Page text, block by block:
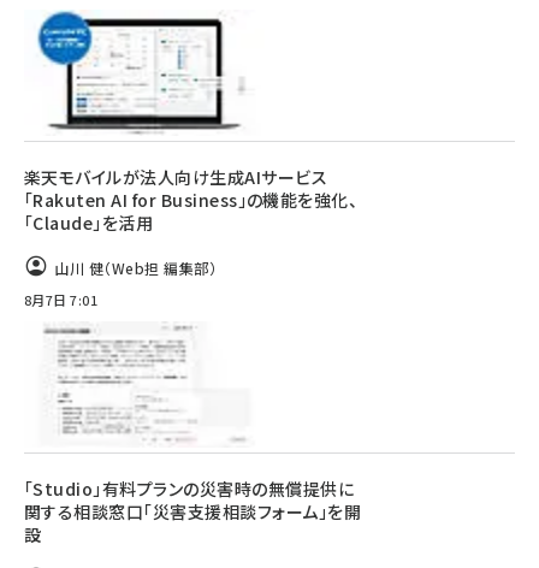
楽天モバイルが法人向け生成AIサービス
「Rakuten AI for Business」の機能を強化、
「Claude」を活用
山川 健（Web担 編集部）
8月7日 7:01
「Studio」有料プランの災害時の無償提供に
関する相談窓口「災害支援相談フォーム」を開
設